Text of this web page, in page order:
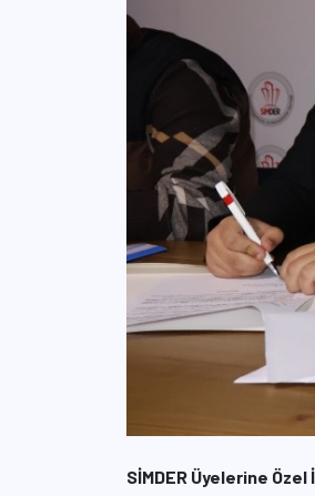
SİMDER Üyelerine